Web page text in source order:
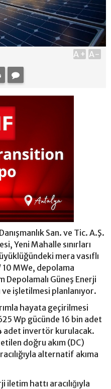
A+ A-
San. ve Tic. A.Ş.
Yeni Mahalle sınırları
mera vasıflı
MWe, depolama
Depolamalı Güneş Enerji
ve işletilmesi planlanıyor.
hayata geçirilmesi
Wp gücünde 16 bin adet
adet invertör kurulacak.
doğru akım (DC)
alternatif akıma
hattı aracılığıyla